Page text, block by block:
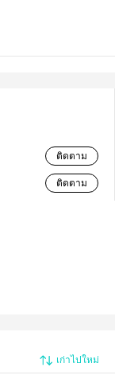
ติดตาม
ติดตาม
เก่าไปใหม่